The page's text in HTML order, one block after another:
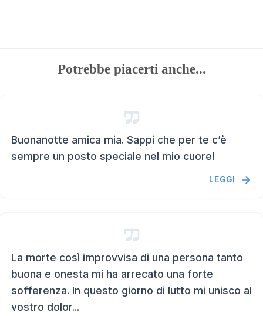
Potrebbe piacerti anche...
Buonanotte amica mia. Sappi che per te c’è
sempre un posto speciale nel mio cuore!
LEGGI
La morte così improvvisa di una persona tanto
buona e onesta mi ha arrecato una forte
sofferenza. In questo giorno di lutto mi unisco al
vostro dolor...